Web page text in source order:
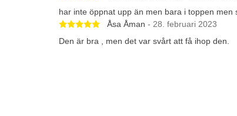
har inte öppnat upp än men bara i toppen
Betygsatt 5 av 5 stjärnor
Åsa Åman - 28. februari 2023
Den är bra , men det var svårt att få ihop den.